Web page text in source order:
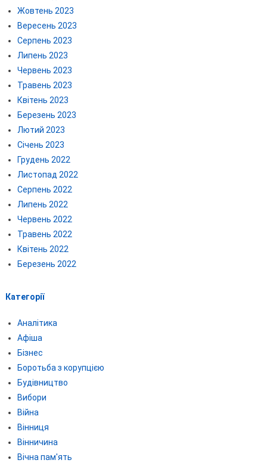
Жовтень 2023
Вересень 2023
Серпень 2023
Липень 2023
Червень 2023
Травень 2023
Квітень 2023
Березень 2023
Лютий 2023
Січень 2023
Грудень 2022
Листопад 2022
Серпень 2022
Липень 2022
Червень 2022
Травень 2022
Квітень 2022
Березень 2022
Категорії
Аналітика
Афіша
Бізнес
Боротьба з корупцією
Будівництво
Вибори
Війна
Вінниця
Вінничина
Вічна пам'ять